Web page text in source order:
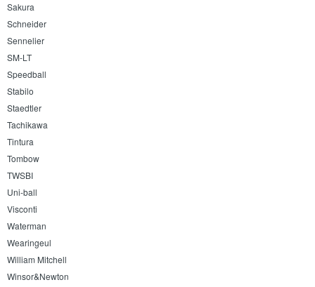
Sakura
Schneider
Sennelier
SM-LT
Speedball
Stabilo
Staedtler
Tachikawa
Tintura
Tombow
TWSBI
Uni-ball
Visconti
Waterman
Wearingeul
William Mitchell
Winsor&Newton